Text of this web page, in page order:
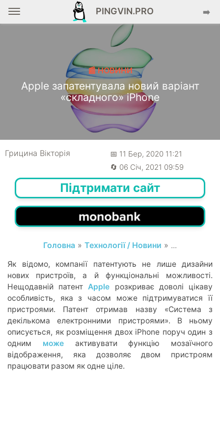
PINGVIN.PRO ➡️
📰 НОВИНИ
Apple запатентувала новий варіант
«складного» iPhone
Грицина Вікторія
📅 11 Бер, 2020 11:21
🔄 06 Січ, 2021 09:59
Підтримати сайт
Головна » Технології / Новини » ...
Як відомо, компанії патентують не лише дизайни
нових пристроїв, а й функціональні можливості.
Нещодавній патент Apple розкриває доволі цікаву
особливість, яка з часом може підтримуватися її
пристроями. Патент отримав назву «Система з
декількома електронними пристроями». В ньому
описується, як розміщення двох iPhone поруч один з
одним можеактивувати функцію мозаїчного
відображення, яка дозволяє двом пристроям
працювати разом як одне ціле.